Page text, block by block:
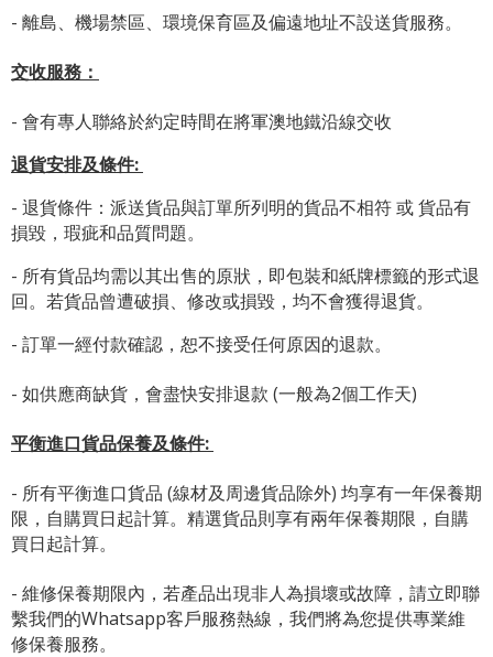
- 離島、機場禁區、環境保育區及偏遠地址不設送貨服務。
交收服務：
- 會有專人聯絡於約定時間在將軍澳地鐵沿線交收
退貨安排及條件:
- 退貨條件：派送貨品與訂單所列明的貨品不相符 或 貨品有
損毀，瑕疵和品質問題。
- 所有貨品均需以其出售的原狀，即包裝和紙牌標籤的形式退
回。若貨品曾遭破損、修改或損毀，均不會獲得退貨。
- 訂單一經付款確認，恕不接受任何原因的退款。
- 如供應商缺貨，會盡快安排退款 (一般為2個工作天)
平衡進口貨品保養及條件:
- 所有平衡進口貨品 (線材及周邊貨品除外) 均享有一年保養期
限，自購買日起計算。精選貨品則享有兩年保養期限，自購
買日起計算。
- 維修保養期限內，若產品出現非人為損壞或故障，請立即聯
繫我們的Whatsapp客戶服務熱線，我們將為您提供專業維
修保養服務。